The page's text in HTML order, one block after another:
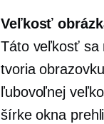
Veľkosť
Táto veľkosť sa
tvoria
ľubovoľnej
šírke okna